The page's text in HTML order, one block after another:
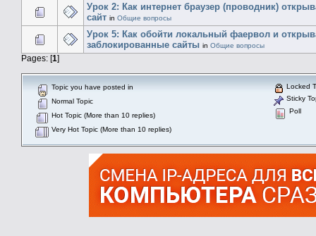
Урок 2: Как интернет браузер (проводник)
сайт in Общие вопросы
Урок 5: Как обойти локальный фаервол и
заблокированные сайты in Общие вопросы
Pages: [1]
Topic you have posted in
Normal Topic
Hot Topic (More than 10 replies)
Very Hot Topic (More than 10 replies)
Locked
Sticky
Poll